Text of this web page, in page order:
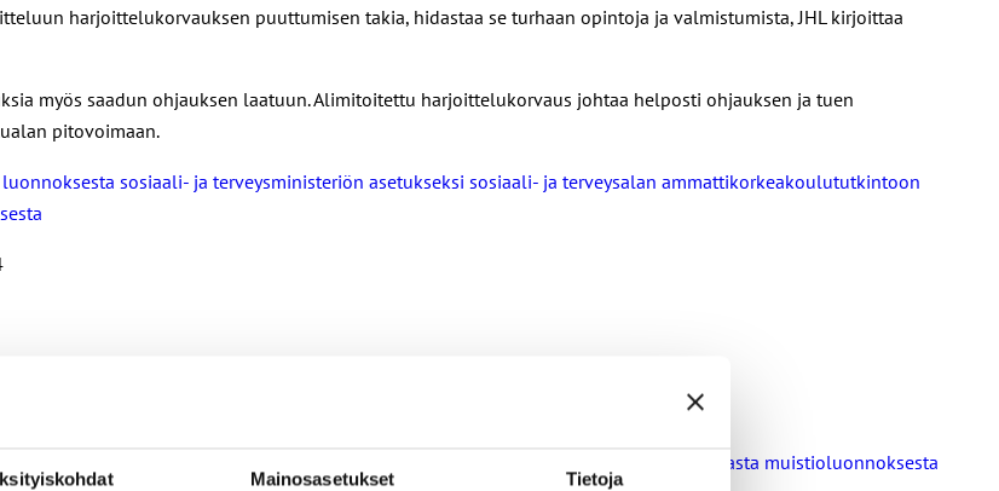
Mainosasetukset Tietoja
harjoittelukorvauksen puuttumisen takia, hidastaa se turhaan opintoja ja valmistumista, JHL kirjoittaa
myös saadun ohjauksen laatuun. Alimitoitettu harjoittelukorvaus johtaa helposti ohjauksen ja tuen
pitovoimaan.
sosiaali- ja terveysministeriön asetukseksi sosiaali- ja terveysalan ammattikorkeakoulututkintoon
JHL on antanut lausunnon koulujen ja oppilaitosten loma-aikoja koskevasta muistioluonnoksesta